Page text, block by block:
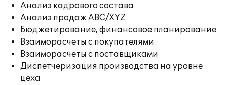
Анализ кадрового состава
Анализ продаж ABC/XYZ
Бюджетирование, финансовое планирование
Взаиморасчеты с покупателями
Взаиморасчеты с поставщиками
Диспетчеризация производства на уровне
цеха